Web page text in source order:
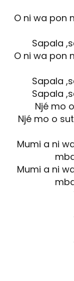
O ni wa pon
Sapala
O ni wa pon
Sapala
Sapala
Njé mo
Njé mo o
Mumi a ni
Mumi a ni